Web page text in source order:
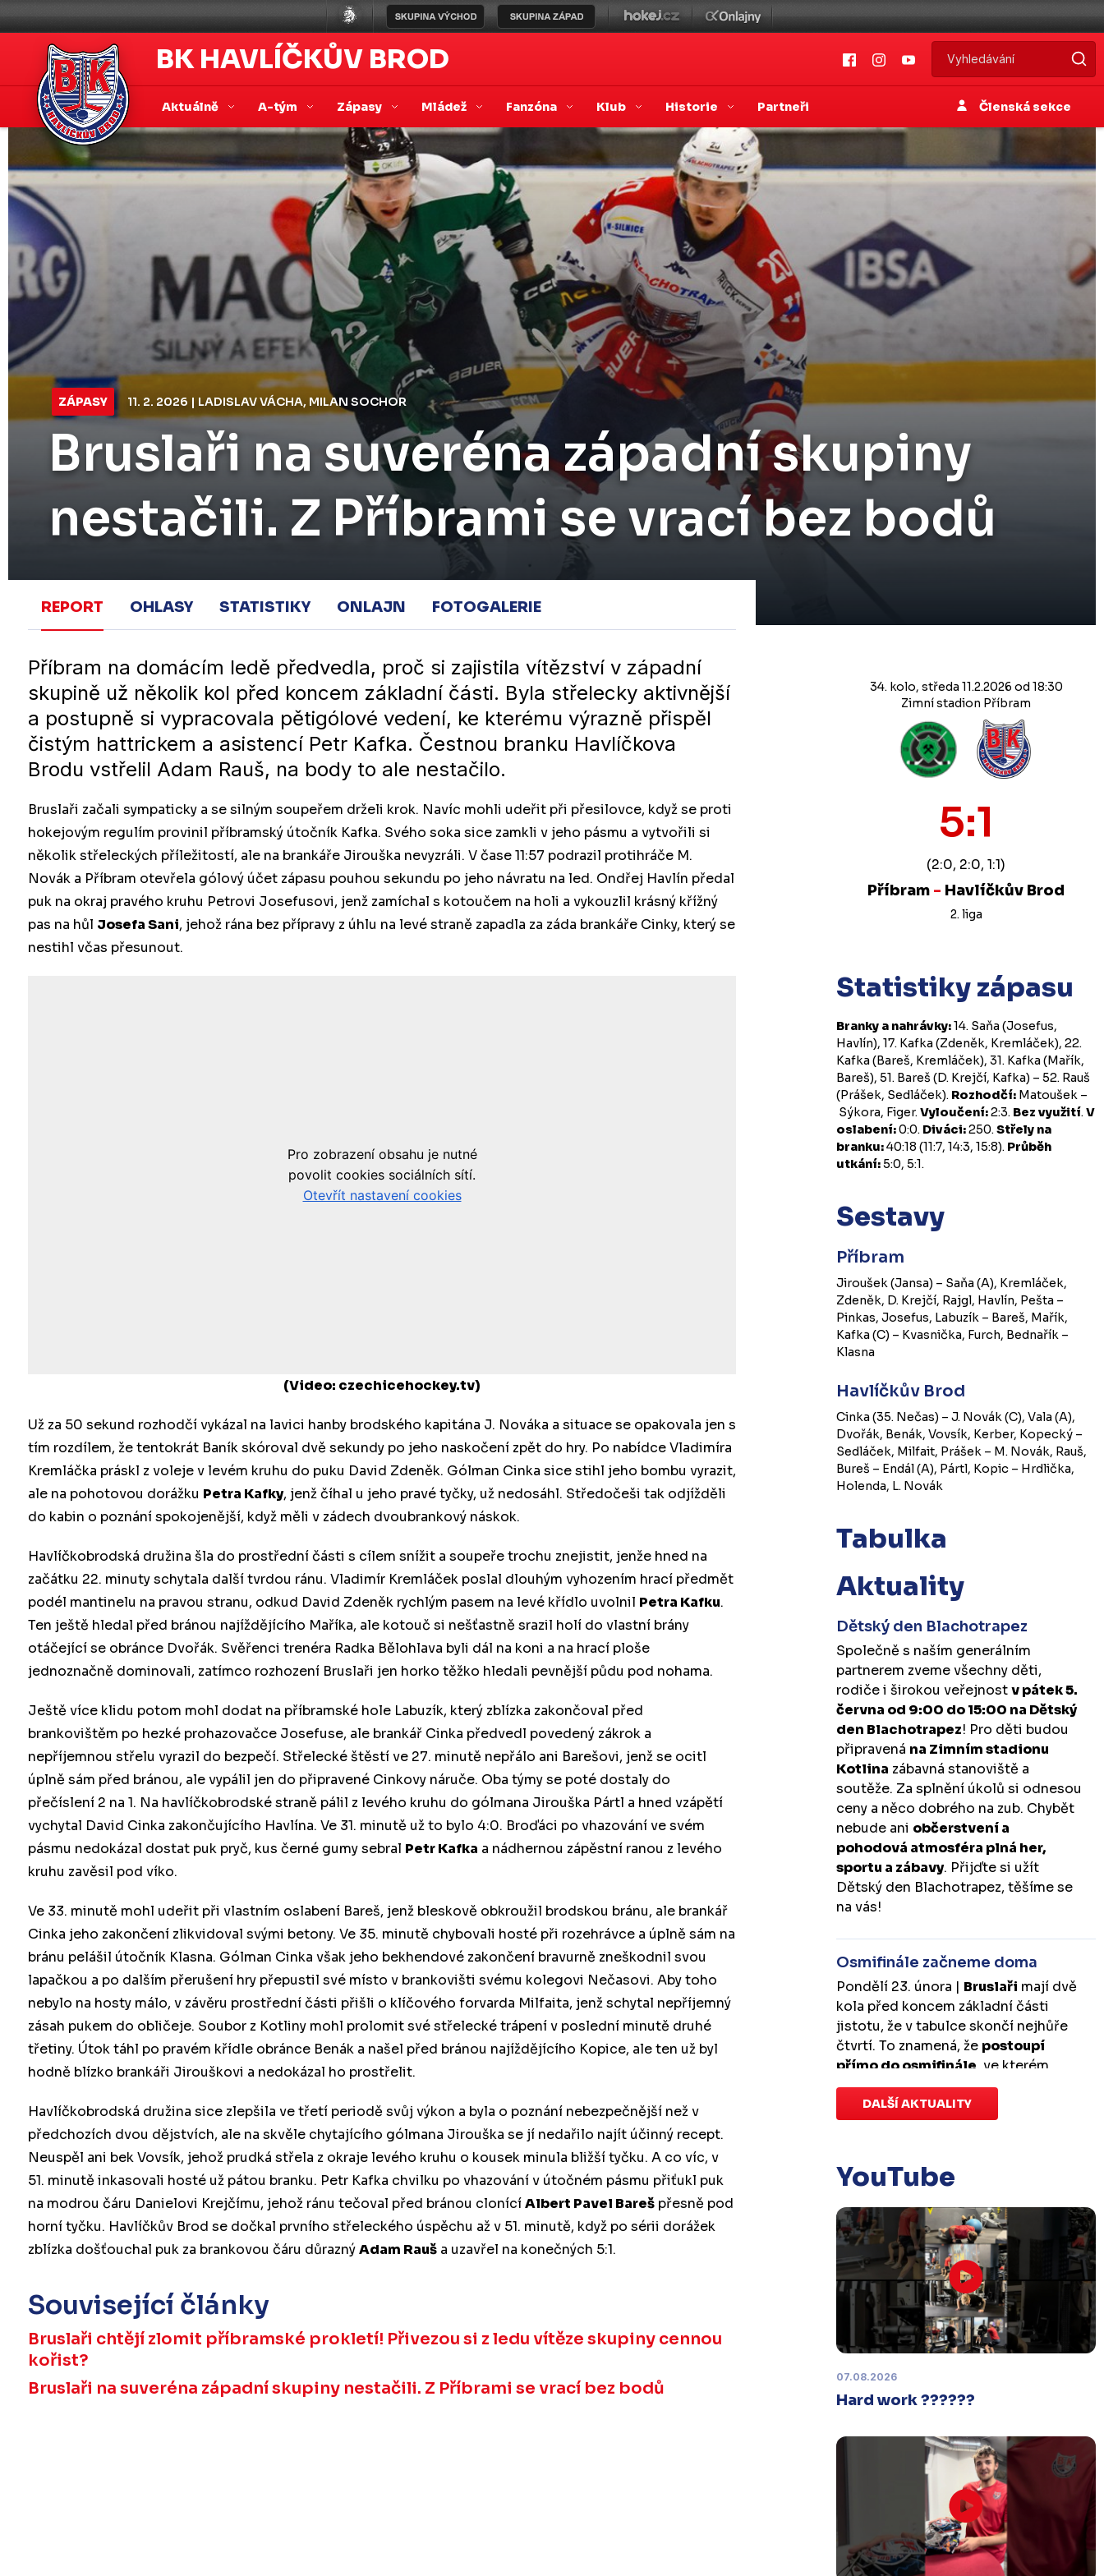
BK HAVLÍČKŮV BROD
Aktuálně A-tým Zápasy Mládež Fanzóna Klub Historie Partneři Členská sekce
ZÁPASY 11. 2. 2026 | LADISLAV VÁCHA, MILAN SOCHOR
Bruslaři na suveréna západní skupiny
nestačili. Z Příbrami se vrací bez bodů
REPORT OHLASY STATISTIKY ONLAJN FOTOGALERIE
Příbram na domácím ledě předvedla, proč si zajistila vítězství v západní
skupině už několik kol před koncem základní části. Byla střelecky aktivnější
a postupně si vypracovala pětigólové vedení, ke kterému výrazně přispěl
čistým hattrickem a asistencí Petr Kafka. Čestnou branku Havlíčkova
Brodu vstřelil Adam Rauš, na body to ale nestačilo.
Bruslaři začali sympaticky a se silným soupeřem drželi krok. Navíc mohli udeřit při přesilovce, když se proti
hokejovým regulím provinil příbramský útočník Kafka. Svého soka sice zamkli v jeho pásmu a vytvořili si
několik střeleckých příležitostí, ale na brankáře Jirouška nevyzráli. V čase 11:57 podrazil protihráče M.
Novák a Příbram otevřela gólový účet zápasu pouhou sekundu po jeho návratu na led. Ondřej Havlín předal
puk na okraj pravého kruhu Petrovi Josefusovi, jenž zamíchal s kotoučem na holi a vykouzlil krásný křížný
pas na hůl Josefa Sani, jehož rána bez přípravy z úhlu na levé straně zapadla za záda brankáře Cinky, který se
nestihl včas přesunout.
(Video: czechicehockey.tv)
Už za 50 sekund rozhodčí vykázal na lavici hanby brodského kapitána J. Nováka a situace se opakovala jen s
tím rozdílem, že tentokrát Baník skóroval dvě sekundy po jeho naskočení zpět do hry. Po nabídce Vladimíra
Kremláčka práskl z voleje v levém kruhu do puku David Zdeněk. Gólman Cinka sice stihl jeho bombu vyrazit,
ale na pohotovou dorážku Petra Kafky, jenž číhal u jeho pravé tyčky, už nedosáhl. Středočeši tak odjížděli
do kabin o poznání spokojenější, když měli v zádech dvoubrankový náskok.
Havlíčkobrodská družina šla do prostřední části s cílem snížit a soupeře trochu znejistit, jenže hned na
začátku 22. minuty schytala další tvrdou ránu. Vladimír Kremláček poslal dlouhým vyhozením hrací předmět
podél mantinelu na pravou stranu, odkud David Zdeněk rychlým pasem na levé křídlo uvolnil Petra Kafku.
Ten ještě hledal před bránou najíždějícího Maříka, ale kotouč si nešťastně srazil holí do vlastní brány
otáčející se obránce Dvořák. Svěřenci trenéra Radka Bělohlava byli dál na koni a na hrací ploše
jednoznačně dominovali, zatímco rozhození Bruslaři jen horko těžko hledali pevnější půdu pod nohama.
Ještě více klidu potom mohl dodat na příbramské hole Labuzík, který zblízka zakončoval před
brankovištěm po hezké prohazovačce Josefuse, ale brankář Cinka předvedl povedený zákrok a
nepříjemnou střelu vyrazil do bezpečí. Střelecké štěstí ve 27. minutě nepřálo ani Barešovi, jenž se ocitl
úplně sám před bránou, ale vypálil jen do připravené Cinkovy náruče. Oba týmy se poté dostaly do
přečíslení 2 na 1. Na havlíčkobrodské straně pálil z levého kruhu do gólmana Jirouška Pártl a hned vzápětí
vychytal David Cinka zakončujícího Havlína. Ve 31. minutě už to bylo 4:0. Broďáci po vhazování ve svém
pásmu nedokázal dostat puk pryč, kus černé gumy sebral Petr Kafka a nádhernou zápěstní ranou z levého
kruhu zavěsil pod víko.
Ve 33. minutě mohl udeřit při vlastním oslabení Bareš, jenž bleskově obkroužil brodskou bránu, ale brankář
Cinka jeho zakončení zlikvidoval svými betony. Ve 35. minutě chybovali hosté při rozehrávce a úplně sám na
bránu pelášil útočník Klasna. Gólman Cinka však jeho bekhendové zakončení bravurně zneškodnil svou
lapačkou a po dalším přerušení hry přepustil své místo v brankovišti svému kolegovi Nečasovi. Aby toho
nebylo na hosty málo, v závěru prostřední části přišli o klíčového forvarda Milfaita, jenž schytal nepříjemný
zásah pukem do obličeje. Soubor z Kotliny mohl prolomit své střelecké trápení v poslední minutě druhé
třetiny. Útok táhl po pravém křídle obránce Benák a našel před bránou najíždějícího Kopice, ale ten už byl
hodně blízko brankáři Jirouškovi a nedokázal ho prostřelit.
Havlíčkobrodská družina sice zlepšila ve třetí periodě svůj výkon a byla o poznání nebezpečnější než v
předchozích dvou dějstvích, ale na skvěle chytajícího gólmana Jirouška se jí nedařilo najít účinný recept.
Neuspěl ani bek Vovsík, jehož prudká střela z okraje levého kruhu o kousek minula bližší tyčku. A co víc, v
51. minutě inkasovali hosté už pátou branku. Petr Kafka chvilku po vhazování v útočném pásmu přiťukl puk
na modrou čáru Danielovi Krejčímu, jehož ránu tečoval před bránou clonícíAlbert Pavel Bareš přesně pod
horní tyčku. Havlíčkův Brod se dočkal prvního střeleckého úspěchu až v 51. minutě, když po sérii dorážek
zblízka došťouchal puk za brankovou čáru důraznýAdam Rauš a uzavřel na konečných 5:1.
Související články
Bruslaři chtějí zlomit příbramské prokletí! Přivezou si z ledu vítěze skupiny cennou
kořist?
Bruslaři na suveréna západní skupiny nestačili. Z Příbrami se vrací bez bodů
34. kolo, středa 11.2.2026 od 18:30
Zimní stadion Příbram
5:1
(2:0, 2:0, 1:1)
Příbram - Havlíčkův Brod
2. liga
Statistiky zápasu
Branky a nahrávky:14. Saňa (Josefus,
Havlín), 17. Kafka (Zdeněk, Kremláček), 22.
Kafka (Bareš, Kremláček), 31. Kafka (Mařík,
Bareš), 51. Bareš (D. Krejčí, Kafka) – 52. Rauš
(Prášek, Sedláček). Rozhodčí: Matoušek –
Sýkora, Figer.Vyloučení:2:3. Bez využití.V
oslabení:0:0. Diváci:250.Střely na
branku:40:18 (11:7, 14:3, 15:8). Průběh
utkání:5:0, 5:1.
Sestavy
Příbram
Jiroušek (Jansa) – Saňa (A), Kremláček,
Zdeněk, D. Krejčí, Rajgl, Havlín, Pešta –
Pinkas, Josefus, Labuzík – Bareš, Mařík,
Kafka (C) – Kvasnička, Furch, Bednařík –
Klasna
Havlíčkův Brod
Cinka (35. Nečas) – J. Novák (C), Vala (A),
Dvořák, Benák, Vovsík, Kerber, Kopecký –
Sedláček, Milfait, Prášek – M. Novák, Rauš,
Bureš – Endál (A), Pártl, Kopic – Hrdlička,
Holenda, L. Novák
Tabulka
Aktuality
Dětský den Blachotrapez
Společně s naším generálním
partnerem zveme všechny děti,
rodiče i širokou veřejnostv pátek 5.
června od 9:00 do 15:00 na Dětský
den Blachotrapez! Pro děti budou
připravená na Zimním stadionu
Kotlina zábavná stanoviště a
soutěže. Za splnění úkolů si odnesou
ceny a něco dobrého na zub. Chybět
nebude ani občerstvení a
pohodová atmosféra plná her,
sportu a zábavy. Přijďte si užít
Dětský den Blachotrapez, těšíme se
na vás!
Osmifinále začneme doma
Pondělí 23. února | Bruslaři mají dvě
kola před koncem základní části
jistotu, že v tabulce skončí nejhůře
čtvrtí. To znamená, že postoupí
přímo do osmifinále , ve kterém
budou mítvýhodu domácího
prostředí.První zápas se v Kotlině
odehraje v úterý 10. března od
17:00
. Případný pátý rozhodující
duel by se hrál v Kotlině ve středu 18.
března od 18:00.
Zápas dorostu je odložen
Čtvrtek 29. ledna |Utkání dorostu v
Šumperku,které se mělo odehrát v
pátek 30. ledna ve 14:15,je
odloženo!Odehraje se v náhradním
Úterý 27. ledna |Utkání 32. kola v
, které se mělo původně
odehrát 31. ledna, bylo z důvodu
marodky Králů
odloženo. Kluby se
domluvily na náhradním termínu,
Bruslaři se s Pískem utkají venku
pondělí 16. února od 18:00 .
DALŠÍ AKTUALITY
YouTube
07.08.2026
Hard work ??????